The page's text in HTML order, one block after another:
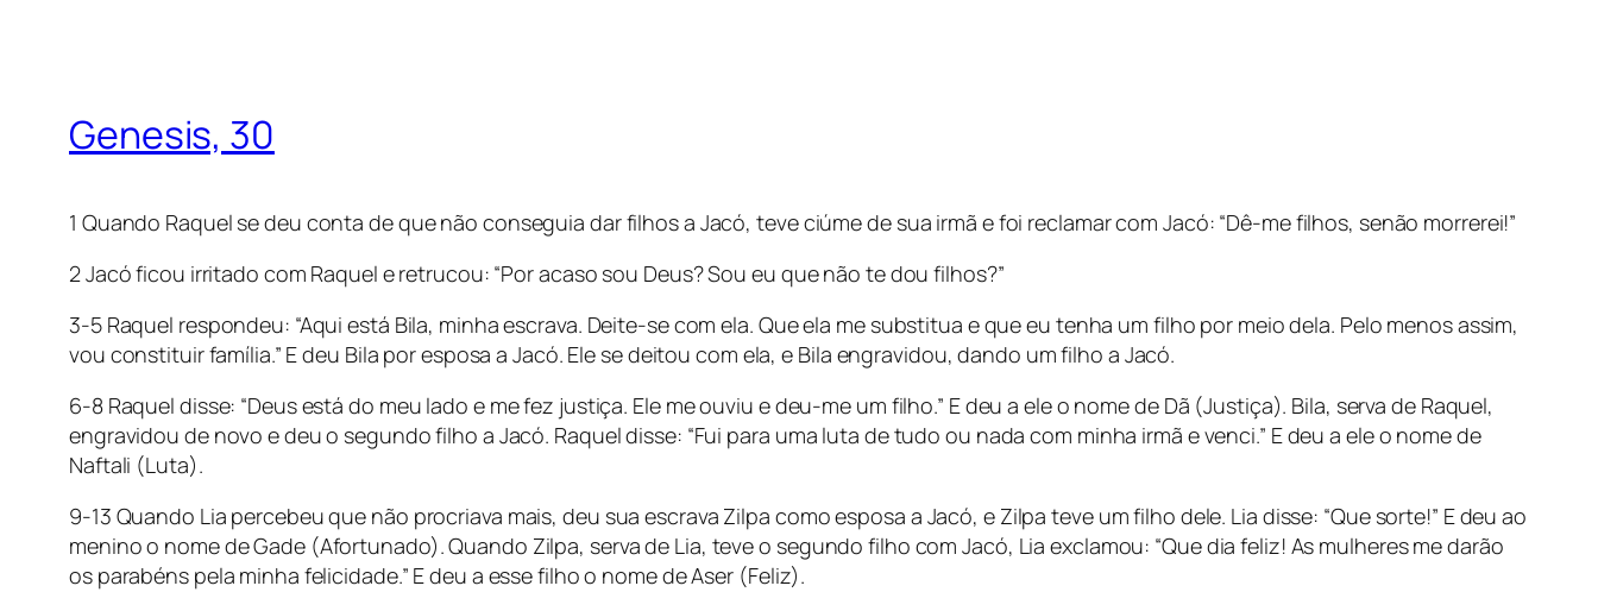
Genesis, 30
1 Quando Raquel se deu conta de que não conseguia dar filhos a Jacó, teve ciúme de sua irmã e foi reclamar com Jacó: “Dê-me filhos, senão morrerei!”
2 Jacó ficou irritado com Raquel e retrucou: “Por acaso sou Deus? Sou eu que não te dou filhos?”
3-5 Raquel respondeu: “Aqui está Bila, minha escrava. Deite-se com ela. Que ela me substitua e que eu tenha um filho por meio dela. Pelo menos assim,
vou constituir família.” E deu Bila por esposa a Jacó. Ele se deitou com ela, e Bila engravidou, dando um filho a Jacó.
6-8 Raquel disse: “Deus está do meu lado e me fez justiça. Ele me ouviu e deu-me um filho.” E deu a ele o nome de Dã (Justiça). Bila, serva de Raquel,
engravidou de novo e deu o segundo filho a Jacó. Raquel disse: “Fui para uma luta de tudo ou nada com minha irmã e venci.” E deu a ele o nome de
Naftali (Luta).
9-13 Quando Lia percebeu que não procriava mais, deu sua escrava Zilpa como esposa a Jacó, e Zilpa teve um filho dele. Lia disse: “Que sorte!” E deu ao
menino o nome de Gade (Afortunado). Quando Zilpa, serva de Lia, teve o segundo filho com Jacó, Lia exclamou: “Que dia feliz! As mulheres me darão
os parabéns pela minha felicidade.” E deu a esse filho o nome de Aser (Feliz).